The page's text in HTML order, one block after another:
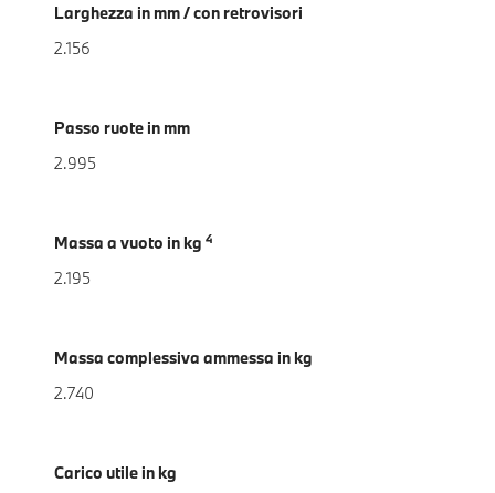
Larghezza in mm / con retrovisori
2.156
Passo ruote in mm
2.995
Massa a vuoto in kg 4
2.195
Massa complessiva ammessa in kg
2.740
Carico utile in kg